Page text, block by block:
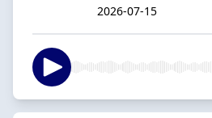
2026-07-15